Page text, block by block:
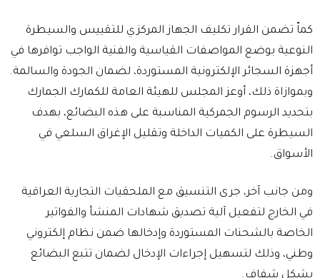
كماّ تضمن القرار تكليف الجهاز المركزي للتقييس والسيطرة
النوعية بوضع المواصفات القياسية والفنية الواجب توافرها في
أجهزة السجائر الإلكترونية المستوردة، لضمان الجودة والسالمة.
وبموازاة ذلك، أوعز المجلس للهيئة العامة للكمارك الجمارك
بتحديد الرسوم الجمركية المناسبة على هذه البضائع، بهدف
السيطرة على الكميات الداخلة وتقليل الإغراق السلعي في
الأسواق.
ومن جانب آخر، جرى التنسيق مع الملحقيات التجارية العراقية
في الخارج لتفعيل آلية تصديق شهادات المنشأ والفواتير
الخاصة بالشحنات المستوردة وإدخالها ضمن نظام إلكتروني
وطني، وذلك لتسهيل إجراءات الإدخال لضمان تتبع البضائع
بشكل شفاف.